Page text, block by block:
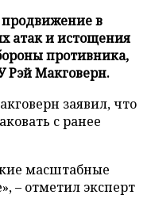
в
атак и истощения
противника,
Рэй Макговерн.
заявил, что
с ранее
масштабные
– отметил эксперт